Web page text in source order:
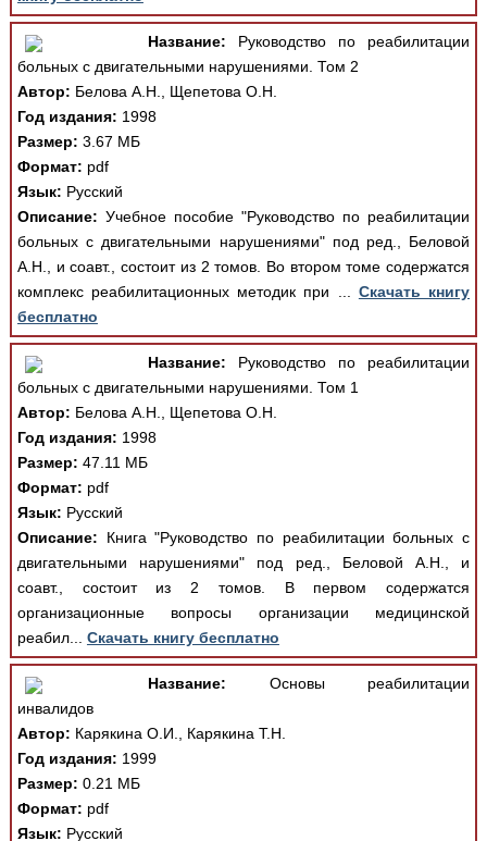
Название: Руководство по реабилитации
больных с двигательными нарушениями. Том 2
Автор: Белова А.Н., Щепетова О.Н.
Год издания: 1998
Размер: 3.67 МБ
Формат: pdf
Язык: Русский
Описание: Учебное пособие "Руководство по реабилитации
больных с двигательными нарушениями" под ред., Беловой
А.Н., и соавт., состоит из 2 томов. Во втором томе содержатся
комплекс реабилитационных методик при ... Скачать книгу
бесплатно
Название: Руководство по реабилитации
больных с двигательными нарушениями. Том 1
Автор: Белова А.Н., Щепетова О.Н.
Год издания: 1998
Размер: 47.11 МБ
Формат: pdf
Язык: Русский
Описание: Книга "Руководство по реабилитации больных с
двигательными нарушениями" под ред., Беловой А.Н., и
соавт., состоит из 2 томов. В первом содержатся
организационные вопросы организации медицинской
реабил... Скачать книгу бесплатно
Название: Основы реабилитации
инвалидов
Автор: Карякина О.И., Карякина Т.Н.
Год издания: 1999
Размер: 0.21 МБ
Формат: pdf
Язык: Русский